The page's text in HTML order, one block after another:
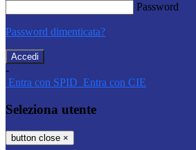
Password
Password dimenticata?
-
Entra con SPID Entra con CIE
Seleziona utente
button close ×